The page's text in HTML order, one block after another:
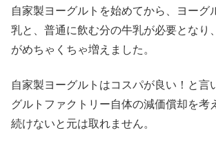
自家製ヨーグルトを始めてから、ヨーグ
乳と、普通に飲む分の牛乳が必要となり
がめちゃくちゃ増えました。
自家製ヨーグルトはコスパが良い！と言
グルトファクトリー自体の減価償却を考
続けないと元は取れません。